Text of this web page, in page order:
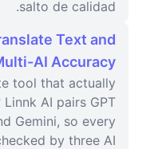
salto de calidad.
Text and
AI Accuracy
tool that actually
AI pairs GPT
Gemini, so every
by three AI